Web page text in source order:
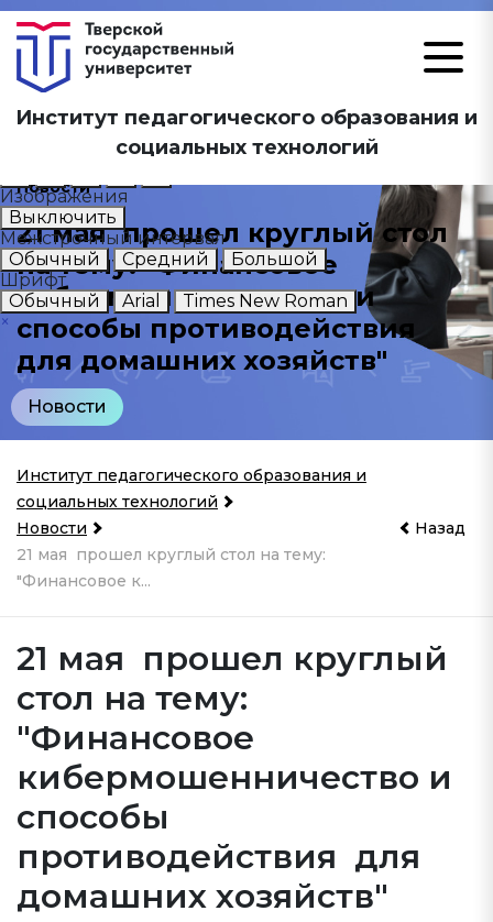
Размер шрифта
Цветовая схема
Изображения
Выключить
Межстрочный интервал
Обычный
Средний
Большой
Шрифт
Обычный
Arial
Times New Roman
×
Институт педагогического образования и
социальных технологий
Новости
21 мая прошел круглый стол
на тему: "Финансовое
кибермошенничество и
способы противодействия
для домашних хозяйств"
Новости
Институт педагогического образования и
социальных технологий
Новости
21 мая прошел круглый стол на тему:
"Финансовое к...
Назад
21 мая прошел круглый
стол на тему:
"Финансовое
кибермошенничество и
способы
противодействия для
домашних хозяйств"